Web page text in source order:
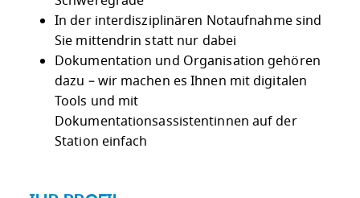
In der interdisziplinären Notaufnahme sind
Sie mittendrin statt nur dabei
Dokumentation und Organisation gehören
dazu – wir machen es Ihnen mit digitalen
Tools und mit
Dokumentationsassistentinnen auf der
Station einfach